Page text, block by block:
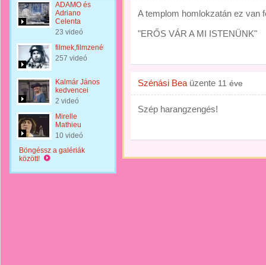
ADAMO és
Adriano
Celenta
23 videó
filmek,filmzenék
257 videó
Kalmár János
kedvencei
2 videó
Mirelle
Mathieu
10 videó
Böngéssz a galériák
között!
A templom homlokzatán ez van
"ERŐS VÁR A MI ISTENÜNK"
Szénási Bea üzente 11 éve
Szép harangzengés!